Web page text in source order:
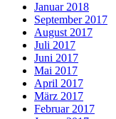
Januar 2018
September 2017
August 2017
Juli 2017
Juni 2017
Mai 2017
April 2017
März 2017
Februar 2017